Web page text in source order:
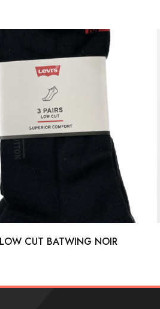
LOW CUT BATWING NOIR